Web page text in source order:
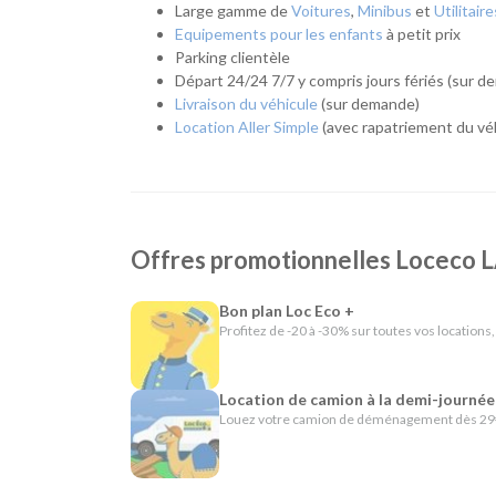
Utilitaires de différentes capacités pour un
Véhicules spécifiques, comme les camions
répondre à des besoins plus particuliers.
L'esprit Loc Eco
Depuis plus de 40 ans, Loc Eco propose une
En résumé - Location de voiture à La Rochelle
Catégories de voitures : Citadines
Catégories d'utilitaires :Camions de
chantier
Large gamme deVoitures, Minibus et
Equipements pour les enfants à petit prix
Parking clientèle
Départ 24/24 7/7 y compris jours fériés (sur
Livraison du véhicule(sur demande)
Location Aller Simple(avec rapatriement du
Offres promotionnelles Loceco
Bon plan Loc Eco +
Profitez de -20 à -30% sur toutes vos
Location de camion à la demi-journée
Louez votre camion de déménagement dès